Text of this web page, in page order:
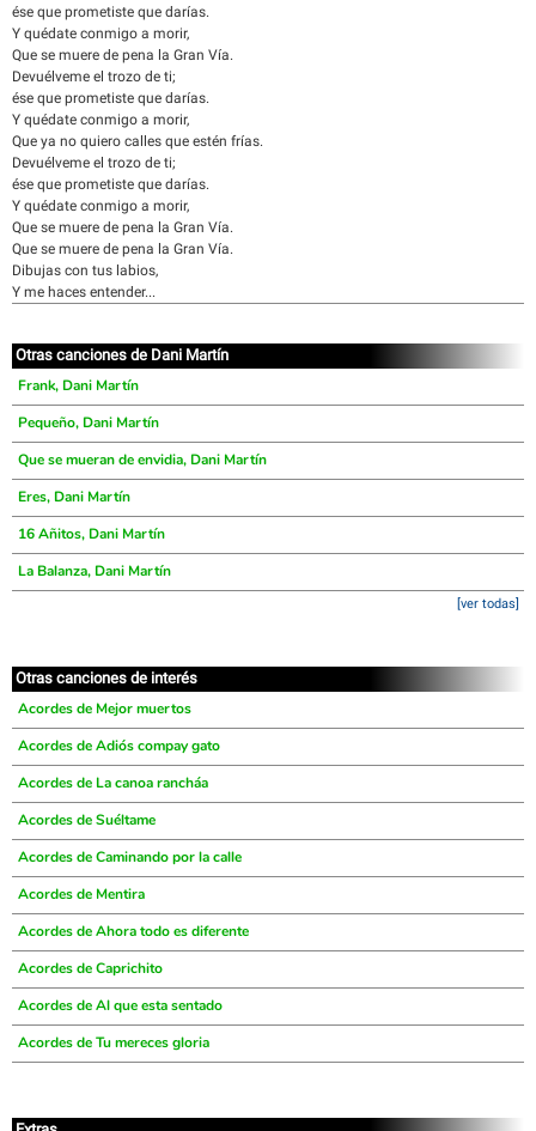
ése que prometiste que darías.
Y quédate conmigo a morir,
Que se muere de pena la Gran Vía.
Devuélveme el trozo de ti;
ése que prometiste que darías.
Y quédate conmigo a morir,
Que ya no quiero calles que estén frías.
Devuélveme el trozo de ti;
ése que prometiste que darías.
Y quédate conmigo a morir,
Que se muere de pena la Gran Vía.
Que se muere de pena la Gran Vía.
Dibujas con tus labios,
Y me haces entender...
Otras canciones de Dani Martín
Frank, Dani Martín
Pequeño, Dani Martín
Que se mueran de envidia, Dani Martín
Eres, Dani Martín
16 Añitos, Dani Martín
La Balanza, Dani Martín
[ver todas]
Otras canciones de interés
Acordes de Mejor muertos
Acordes de Adiós compay gato
Acordes de La canoa rancháa
Acordes de Suéltame
Acordes de Caminando por la calle
Acordes de Mentira
Acordes de Ahora todo es diferente
Acordes de Caprichito
Acordes de Al que esta sentado
Acordes de Tu mereces gloria